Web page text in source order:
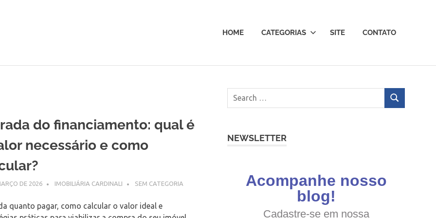
HOME CATEGORIAS SITE CONTATO
do financiamento: qual é
necessário e como
DE 2026 IMOBILIÁRIA CARDINALI SEM CATEGORIA
quanto pagar, como calcular o valor ideal e
NEWSLETTER
Acompanhe nosso
blog!
Cadastre-se em nossa